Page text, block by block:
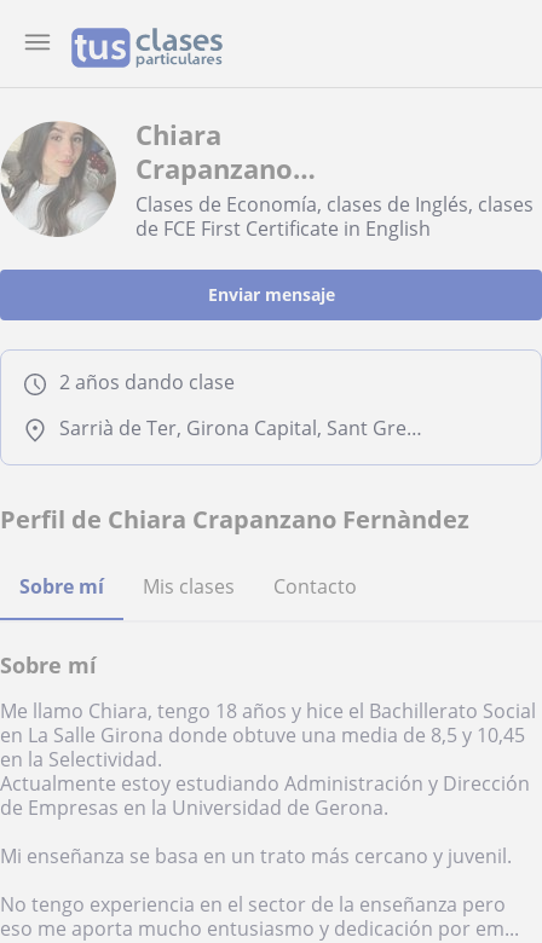
Chiara
Crapanzano
Fernàndez
Clases de Economía, clases de Inglés, clases
de FCE First Certificate in English
Enviar mensaje
2 años dando clase
Sarrià de Ter, Girona Capital, Sant Gregori, Sant Julià de Ramis
Perfil de Chiara Crapanzano Fernàndez
Sobre mí Mis clases Contacto
Sobre mí
Me llamo Chiara, tengo 18 años y hice el Bachillerato Social
en La Salle Girona donde obtuve una media de 8,5 y 10,45
en la Selectividad.
Actualmente estoy estudiando Administración y Dirección
de Empresas en la Universidad de Gerona.
Mi enseñanza se basa en un trato más cercano y juvenil.
No tengo experiencia en el sector de la enseñanza pero
eso me aporta mucho entusiasmo y dedicación por em...